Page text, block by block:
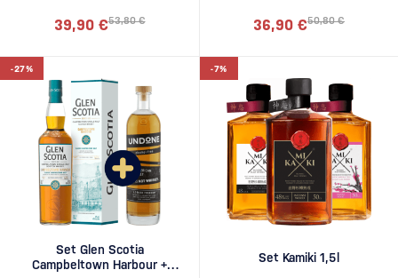
53,80 €
39,90 € 50,80 €
36,90 €
-27%
Set Glen Scotia
Campbeltown Harbour +
-7%
Set Kamiki 1,5l